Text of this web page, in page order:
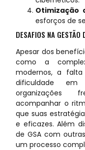
Otimização
esforços de
DESAFIOS NA GESTÃO
Apesar dos
como a
modernos, a
dificuldade em
organizações
acompanhar o
que suas
e eficazes. Além
de GSA com
um processo